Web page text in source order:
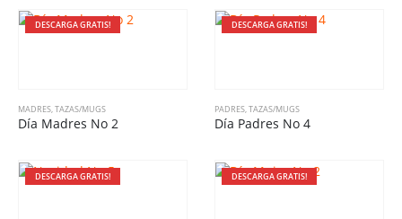
DESCARGA GRATIS!
MADRES,TAZAS/MUGS
Día Madres No 2
DESCARGA GRATIS!
PADRES,TAZAS/MUGS
Día Padres No 4
DESCARGA GRATIS! DESCARGA GRATIS!